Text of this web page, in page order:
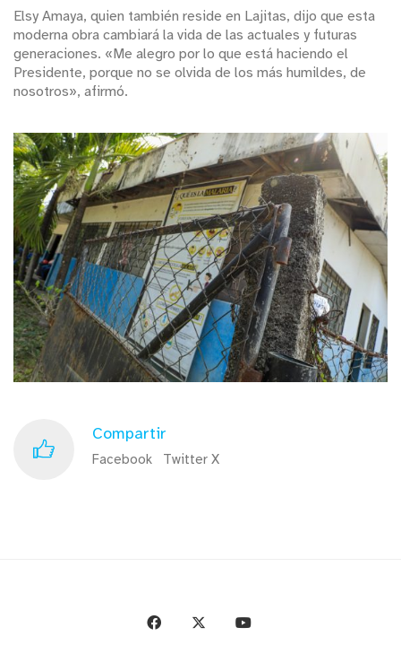
Elsy Amaya, quien también reside en Lajitas, dijo que esta
moderna obra cambiará la vida de las actuales y futuras
generaciones. «Me alegro por lo que está haciendo el
Presidente, porque no se olvida de los más humildes, de
nosotros», afirmó.
Compartir
Facebook Twitter X